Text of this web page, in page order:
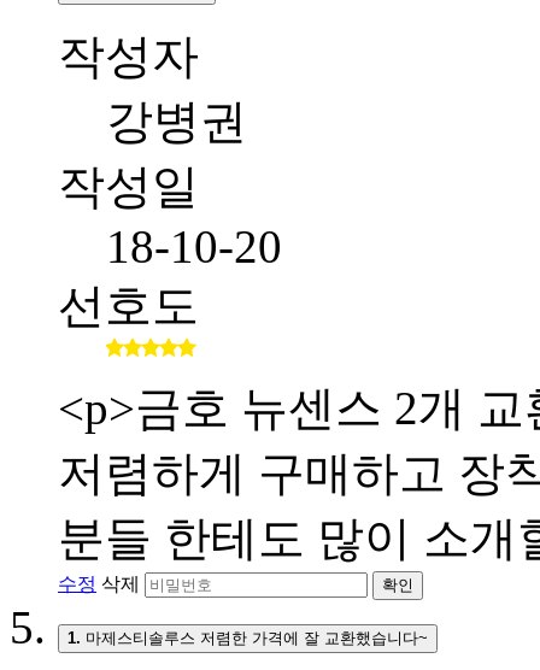
작성자
강병권
작성일
18-10-20
선호도
<p>금호 뉴센스 2개
저렴하게 구매하고 장
분들 한테도 많이 소개
수정 삭제 확인
1. 마제스티솔루스 저렴한 가격에 잘 교환했습니다~